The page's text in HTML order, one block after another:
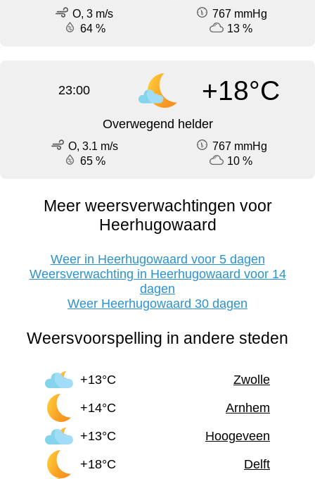
O, 3 m/s
767 mmHg
64 %
13 %
23:00 +18°C
Overwegend helder
O, 3.1 m/s
767 mmHg
65 %
10 %
Meer weersverwachtingen voor
Heerhugowaard
Weer in Heerhugowaard voor 5 dagen
Weersverwachting in Heerhugowaard voor 14
dagen
Weer Heerhugowaard 30 dagen
Weersvoorspelling in andere steden
+13°C
Zwolle
+14°C
Arnhem
+13°C
Hoogeveen
+18°C
Delft